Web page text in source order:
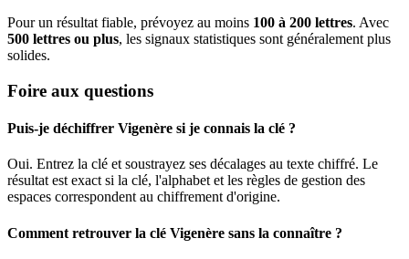
Pour un résultat fiable, prévoyez au moins 100 à 200 lettres. Avec
500 lettres ou plus, les signaux statistiques sont généralement plus
solides.
Foire aux questions
Puis-je déchiffrer Vigenère si je connais la clé ?
Oui. Entrez la clé et soustrayez ses décalages au texte chiffré. Le
résultat est exact si la clé, l'alphabet et les règles de gestion des
espaces correspondent au chiffrement d'origine.
Comment retrouver la clé Vigenère sans la connaître ?